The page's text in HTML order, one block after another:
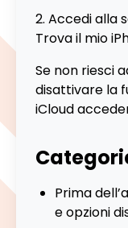
Accedi alla
Trova il mio
Se non riesci
disattivare la
iCloud
Prima
e opzioni